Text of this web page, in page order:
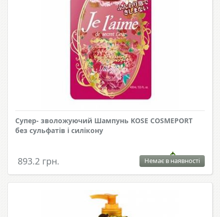
Супер- зволожуючий Шампунь KOSE COSMEPORT
без сульфатів і силікону
893.2 грн. Немає в наявності